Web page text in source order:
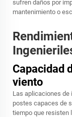
sufren daños por
mantenimiento o
Capacidad
viento
Las aplicaciones de
postes capaces de
tiempo que resisten